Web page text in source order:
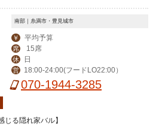
南部｜糸満市・豊見城市
￥ 平均予算
席 15席
休 日
営 18:00-24:00(フードLO22:00）
070-1944-3285
じる隠れ家バル】